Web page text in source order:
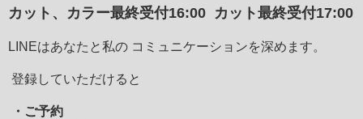
カット、カラー最終受付16:00 カット最終受付17:00
LINEはあなたと私の コミュニケーションを深めます。
登録していただけると
・ご予約